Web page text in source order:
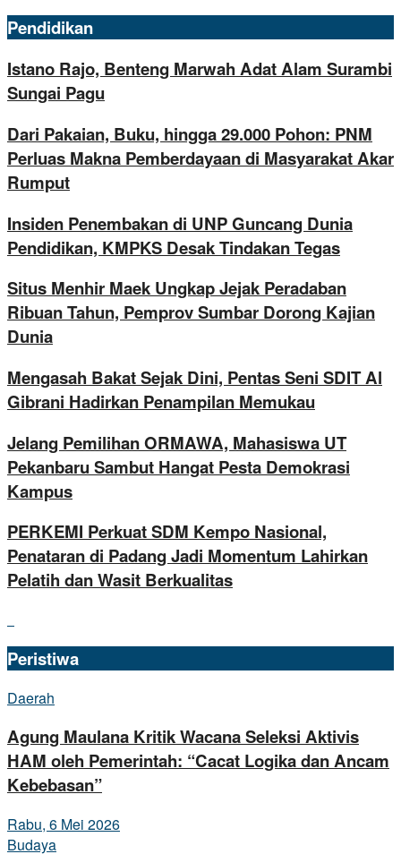
Pendidikan
Istano Rajo, Benteng Marwah Adat Alam Surambi
Sungai Pagu
Dari Pakaian, Buku, hingga 29.000 Pohon: PNM
Perluas Makna Pemberdayaan di Masyarakat Akar
Rumput
Insiden Penembakan di UNP Guncang Dunia
Pendidikan, KMPKS Desak Tindakan Tegas
Situs Menhir Maek Ungkap Jejak Peradaban
Ribuan Tahun, Pemprov Sumbar Dorong Kajian
Dunia
Mengasah Bakat Sejak Dini, Pentas Seni SDIT Al
Gibrani Hadirkan Penampilan Memukau
Jelang Pemilihan ORMAWA, Mahasiswa UT
Pekanbaru Sambut Hangat Pesta Demokrasi
Kampus
PERKEMI Perkuat SDM Kempo Nasional,
Penataran di Padang Jadi Momentum Lahirkan
Pelatih dan Wasit Berkualitas
Peristiwa
Daerah
Agung Maulana Kritik Wacana Seleksi Aktivis
HAM oleh Pemerintah: “Cacat Logika dan Ancam
Kebebasan”
Rabu, 6 Mei 2026
Budaya